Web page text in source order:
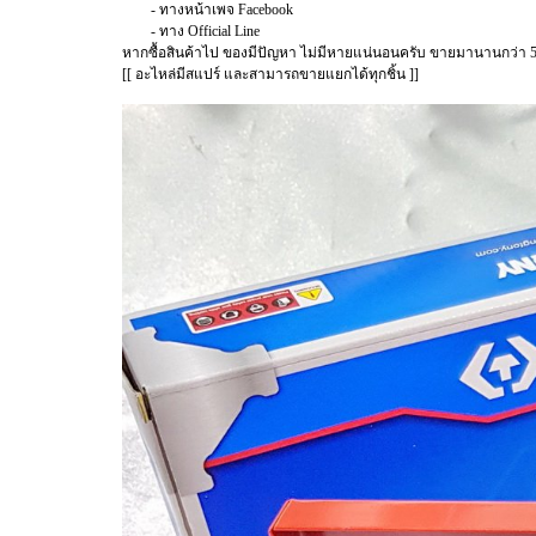
- ทางหน้าเพจ Facebook
- ทาง Official Line
หากซื้อสินค้าไป ของมีปัญหา ไม่มีหายแน่นอนครับ ขายมานานกว่า
[[ อะไหล่มีสแปร์ และสามารถขายแยกได้ทุกชิ้น ]]